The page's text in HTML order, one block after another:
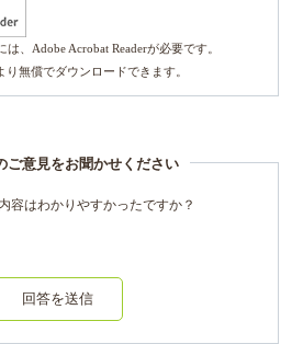
、Adobe Acrobat Readerが必要です。
り無償でダウンロードできます。
ご意見をお聞かせください
容はわかりやすかったですか？
回答を送信